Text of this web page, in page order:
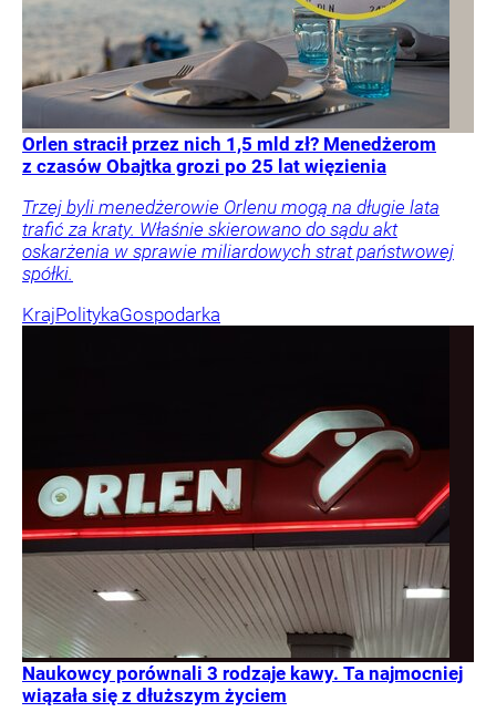
Orlen stracił przez nich 1,5 mld zł? Menedżerom
z czasów Obajtka grozi po 25 lat więzienia
Trzej byli menedżerowie Orlenu mogą na długie lata
trafić za kraty. Właśnie skierowano do sądu akt
oskarżenia w sprawie miliardowych strat państwowej
spółki.
KrajPolitykaGospodarka
Naukowcy porównali 3 rodzaje kawy. Ta najmocniej
wiązała się z dłuższym życiem